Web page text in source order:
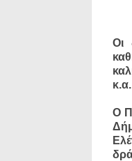
Οι
κ.α.
Ο